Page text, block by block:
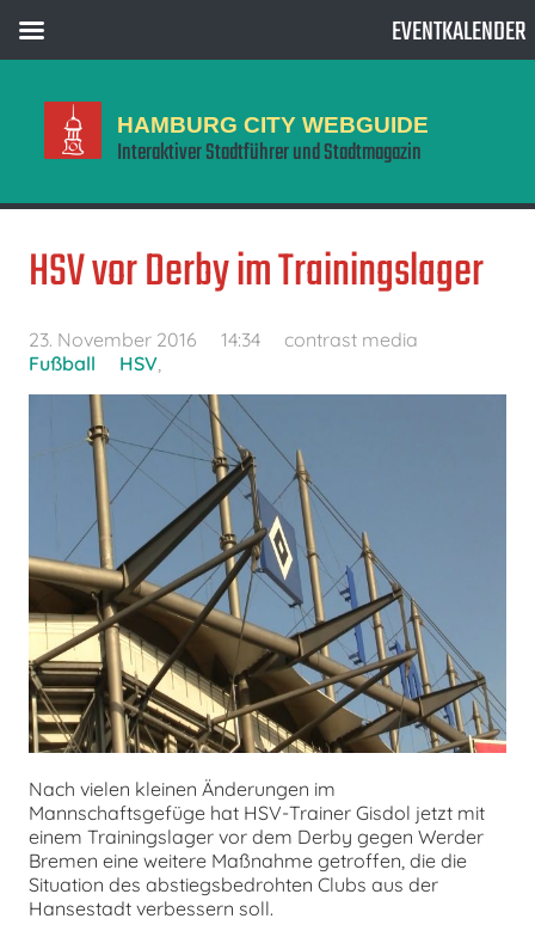
HAMBURG CITY WEBGUIDE
Interaktiver Stadtführer und Stadtmagazin
HSV vor Derby im Trainingslager
23. November 2016 14:34
contrast media
Fußball
HSV
Nach vielen kleinen Änderungen im
Mannschaftsgefüge hat HSV-Trainer Gisdol jetzt mit
einem Trainingslager vor dem Derby gegen Werder
Bremen eine weitere Maßnahme getroffen, die die
Situation des abstiegsbedrohten Clubs aus der
Hansestadt verbessern soll.
EVENTKALENDER